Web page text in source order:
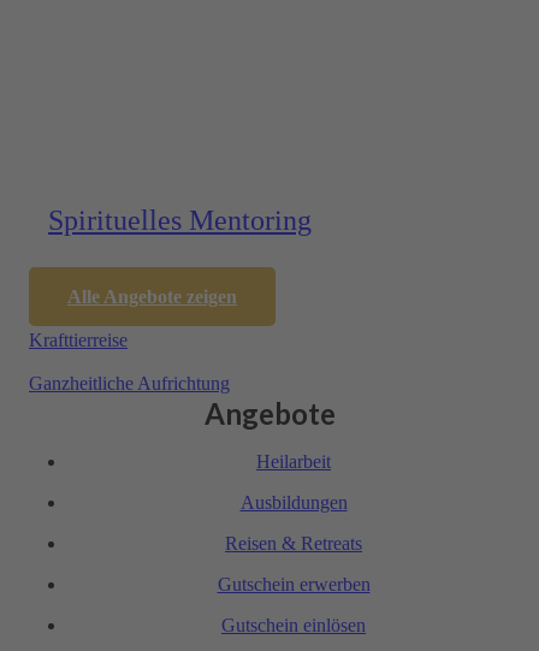
Spirituelles Mentoring
Alle Angebote zeigen
Krafttier­reise
Ganzheitliche Aufrich­tung
Angebote
Heil­arbeit
Ausbil­dungen
Reisen & Retreats
Gutschein erwerben
Gutschein einlösen